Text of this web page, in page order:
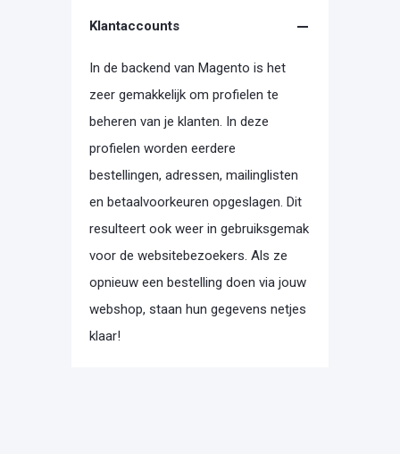
Klantaccounts
In de backend van Magento is het
zeer gemakkelijk om profielen te
beheren van je klanten. In deze
profielen worden eerdere
bestellingen, adressen, mailinglisten
en betaalvoorkeuren opgeslagen. Dit
resulteert ook weer in gebruiksgemak
voor de websitebezoekers. Als ze
opnieuw een bestelling doen via jouw
webshop, staan hun gegevens netjes
klaar!